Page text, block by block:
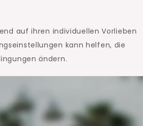
auf ihren individuellen Vorlieben
kann helfen, die
ändern.